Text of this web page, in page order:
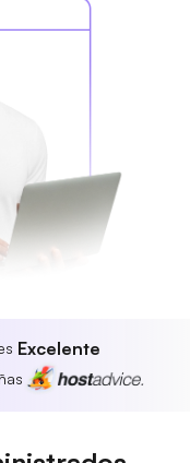
Excelente